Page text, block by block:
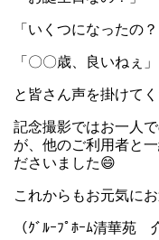
「いくつになったの？
「〇〇歳、良いねぇ」
と皆さん声を掛けて
記念撮影ではお一人
が、他のご利用者と
ださいました😄
これからもお元気に
（ｸﾞﾙｰﾌﾟﾎｰﾑ清華苑